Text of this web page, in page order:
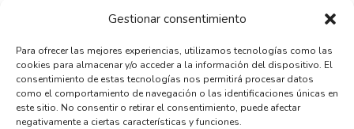
Gestionar consentimiento
Para ofrecer las mejores experiencias, utilizamos tecnologías como las
cookies para almacenar y/o acceder a la información del dispositivo. El
consentimiento de estas tecnologías nos permitirá procesar datos
como el comportamiento de navegación o las identificaciones únicas en
este sitio. No consentir o retirar el consentimiento, puede afectar
negativamente a ciertas características y funciones.
ES3920800101543000649134
Aquíentrenas, no solo lees.
Desarrolla criterio clínico con
contenidos creados por
profesionales de Atención